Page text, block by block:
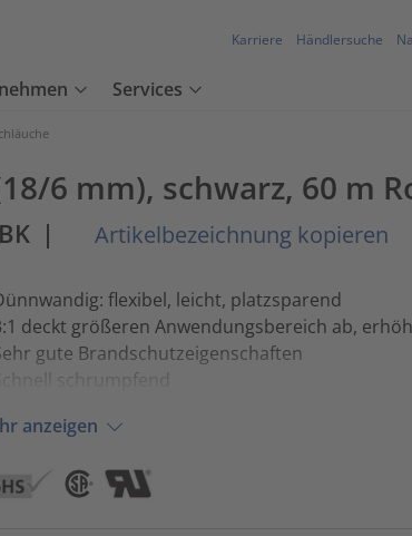
Karriere Händlersuche
Services
6 mm), schwarz, 60 m
| Artikelbezeichnung kopieren
flexibel, leicht, platzsparend
deckt größeren Anwendungsbereich ab,
gute Brandschutzeigenschaften
schrumpfend
anzeigen